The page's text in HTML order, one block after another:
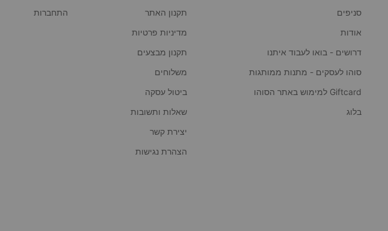
סניפים
אודות
דרושים - בואו לעבוד איתנו
סוהו לעסקים - מתנות ממותגות
Giftcard למימוש באתר הסוהו
בלוג
תקנון האתר
מדיניות פרטיות
תקנון מבצעים
משלוחים
ביטול עסקה
שאלות ותשובות
יצירת קשר
הצהרת נגישות
התחברות